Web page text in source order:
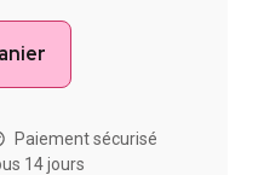
Paiement sécurisé
14 jours